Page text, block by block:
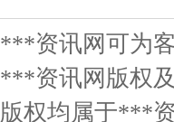
***资讯网可为
***资讯网版权
版权均属于***